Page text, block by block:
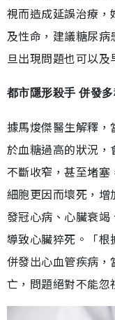
視而造成延誤治療
及性命，建議糖尿
旦出現問題也可以
都市隱形殺手 併發
據馬焌傑醫生解釋
於血糖過高的狀況
不斷收窄，甚至堵
細胞更因而壞死，
發冠心病、心臟衰
導致心臟猝死。「
併發出心血管疾病
亡，問題絕對不能忽